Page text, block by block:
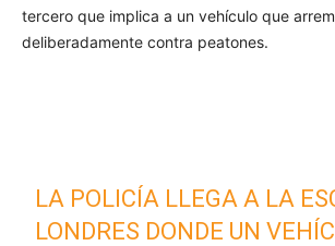
tercero que implica a un vehículo que
deliberadamente contra peatones.
LA POLICÍA LLEGA A LA
LONDRES DONDE UN